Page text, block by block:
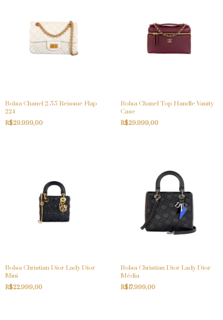
Bolsa Chanel 2.55 Reissue Flap
224
R$29.999,00
Bolsa Chanel Top Handle Vanity
Case
R$29.999,00
Bolsa Christian Dior Lady Dior
Mini
R$22.999,00
Bolsa Christian Dior Lady Dior
Média
R$17.999,00